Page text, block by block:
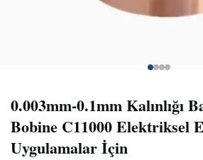
0.003mm-0.1mm Kalınlığı
Bobine C11000 Elektriksel
Uygulamalar İçin